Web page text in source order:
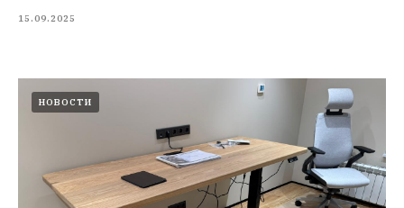
15.09.2025
НОВОСТИ